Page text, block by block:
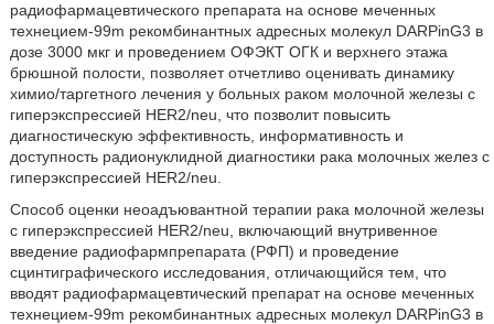
радиофармацевтического препарата на основе меченных
технецием-99m рекомбинантных адресных молекул DARPinG3 в
дозе 3000 мкг и проведением ОФЭКТ ОГК и верхнего этажа
брюшной полости, позволяет отчетливо оценивать динамику
химио/таргетного лечения у больных раком молочной железы с
гиперэкспрессией HER2/neu, что позволит повысить
диагностическую эффективность, информативность и
доступность радионуклидной диагностики рака молочных желез с
гиперэкспрессией HER2/neu.
Способ оценки неоадъювантной терапии рака молочной железы
с гиперэкспрессией HER2/neu, включающий внутривенное
введение радиофармпрепарата (РФП) и проведение
сцинтиграфического исследования, отличающийся тем, что
вводят радиофармацевтический препарат на основе меченных
технецием-99m рекомбинантных адресных молекул DARPinG3 в